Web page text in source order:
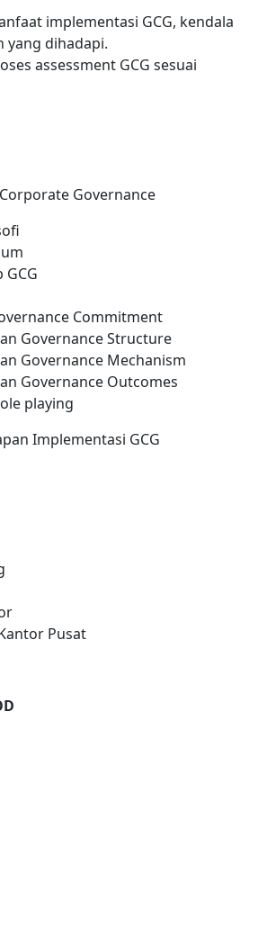
implementasi GCG, kendala
yang dihadapi.
assessment GCG sesuai
Governance
Commitment
Governance Structure
Governance Mechanism
Governance Outcomes
playing
Implementasi GCG
Pusat